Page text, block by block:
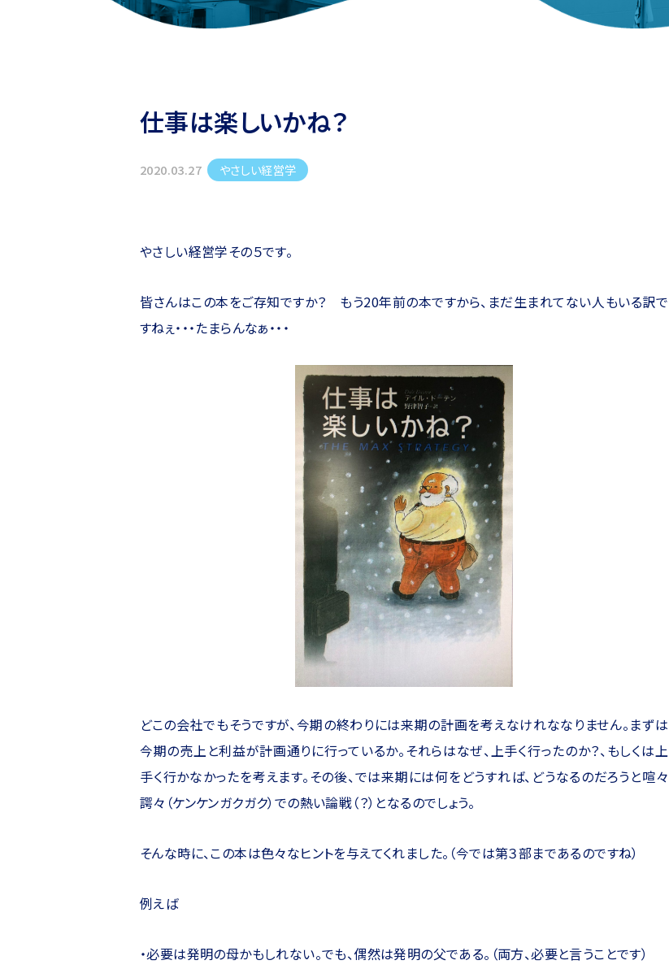
仕事は楽しいかね？
2020.03.27 やさしい経営学
やさしい経営学その５です。
皆さんはこの本をご存知ですか？ もう20年前の本ですから、まだ生まれてない人もいる訳で
すねぇ・・・たまらんなぁ・・・
どこの会社でもそうですが、今期の終わりには来期の計画を考えなけれななりません。まずは
今期の売上と利益が計画通りに行っているか。それらはなぜ、上手く行ったのか？、もしくは上
手く行かなかったを考えます。その後、では来期には何をどうすれば、どうなるのだろうと喧々
諤々（ケンケンガクガク）での熱い論戦（？）となるのでしょう。
そんな時に、この本は色々なヒントを与えてくれました。（今では第３部まであるのですね）
例えば
・必要は発明の母かもしれない。でも、偶然は発明の父である。（両方、必要と言うことです）